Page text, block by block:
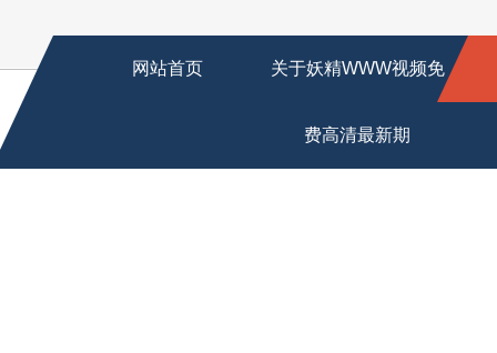
网站首页 关于妖精WWW视频免
费高清最新期